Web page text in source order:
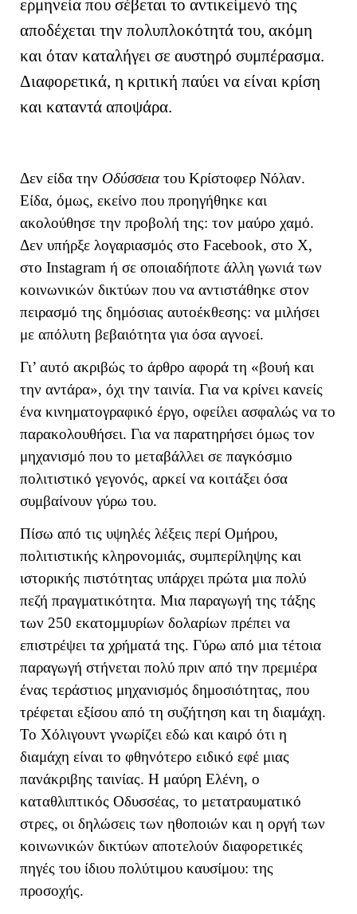
ερμηνεία που σέβεται το αντικείμενό της
αποδέχεται την πολυπλοκότητά του, ακόμη
και όταν καταλήγει σε αυστηρό συμπέρασμα.
Διαφορετικά, η κριτική παύει να είναι κρίση
και καταντά αποψάρα.
Δεν είδα την Οδύσσειατου Κρίστοφερ Νόλαν.
Είδα, όμως, εκείνο που προηγήθηκε και
ακολούθησε την προβολή της: τον μαύρο χαμό.
Δεν υπήρξε λογαριασμός στο Facebook, στο X,
στο Instagram ή σε οποιαδήποτε άλλη γωνιά των
κοινωνικών δικτύων που να αντιστάθηκε στον
πειρασμό της δημόσιας αυτοέκθεσης: να μιλήσει
με απόλυτη βεβαιότητα για όσα αγνοεί.
Γι’ αυτό ακριβώς το άρθρο αφορά τη «βουή και
την αντάρα», όχι την ταινία. Για να κρίνει κανείς
ένα κινηματογραφικό έργο, οφείλει ασφαλώς να το
παρακολουθήσει. Για να παρατηρήσει όμως τον
μηχανισμό που το μεταβάλλει σε παγκόσμιο
πολιτιστικό γεγονός, αρκεί να κοιτάξει όσα
συμβαίνουν γύρω του.
Πίσω από τις υψηλές λέξεις περί Ομήρου,
πολιτιστικής κληρονομιάς, συμπερίληψης και
ιστορικής πιστότητας υπάρχει πρώτα μια πολύ
πεζή πραγματικότητα. Μια παραγωγή της τάξης
των 250 εκατομμυρίων δολαρίων πρέπει να
επιστρέψει τα χρήματά της. Γύρω από μια τέτοια
παραγωγή στήνεται πολύ πριν από την πρεμιέρα
ένας τεράστιος μηχανισμός δημοσιότητας, που
τρέφεται εξίσου από τη συζήτηση και τη διαμάχη.
Το Χόλιγουντ γνωρίζει εδώ και καιρό ότι η
διαμάχη είναι το φθηνότερο ειδικό εφέ μιας
πανάκριβης ταινίας. Η μαύρη Ελένη, ο
καταθλιπτικός Οδυσσέας, το μετατραυματικό
στρες, οι δηλώσεις των ηθοποιών και η οργή των
κοινωνικών δικτύων αποτελούν διαφορετικές
πηγές του ίδιου πολύτιμου καυσίμου: της
προσοχής.